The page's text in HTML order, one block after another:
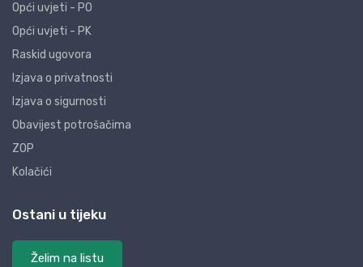
Opći uvjeti - PO
Opći uvjeti - PK
Raskid ugovora
Izjava o privatnosti
Izjava o sigurnosti
Obavijest potrošačima
ZOP
Kolačići
Ostani u tijeku
Želim na listu